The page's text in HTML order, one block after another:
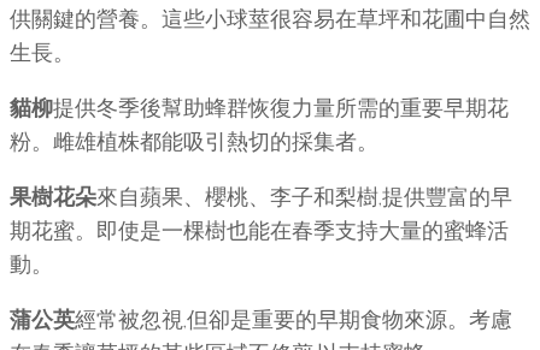
供關鍵的營養。這些小球莖很容易在草坪和花圃中自然
生長。
貓柳提供冬季後幫助蜂群恢復力量所需的重要早期花
粉。雌雄植株都能吸引熱切的採集者。
果樹花朵來自蘋果、櫻桃、李子和梨樹,提供豐富的早
期花蜜。即使是一棵樹也能在春季支持大量的蜜蜂活
動。
蒲公英經常被忽視,但卻是重要的早期食物來源。考慮